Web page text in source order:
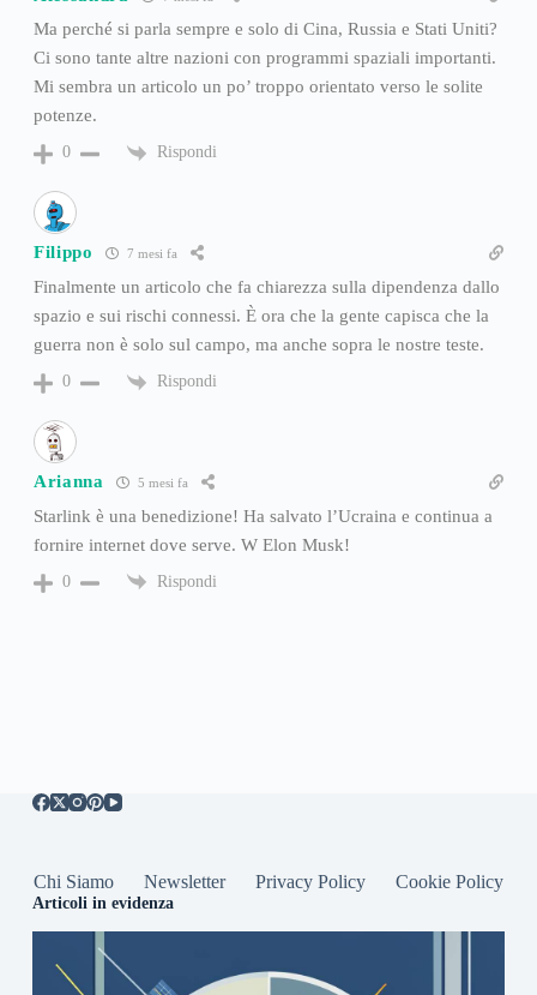
Ma perché si parla sempre e solo di Cina, Russia e Stati Uniti?
Ci sono tante altre nazioni con programmi spaziali importanti.
Mi sembra un articolo un po’ troppo orientato verso le solite
potenze.
0 Rispondi
Filippo 7 mesi fa
Finalmente un articolo che fa chiarezza sulla dipendenza dallo
spazio e sui rischi connessi. È ora che la gente capisca che la
guerra non è solo sul campo, ma anche sopra le nostre teste.
0 Rispondi
Arianna 5 mesi fa
Starlink è una benedizione! Ha salvato l’Ucraina e continua a
fornire internet dove serve. W Elon Musk!
0 Rispondi
Chi Siamo Newsletter Privacy Policy Cookie Policy
Articoli in evidenza